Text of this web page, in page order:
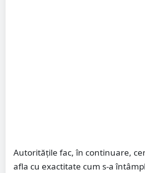
Autorităţile fac, în continuare,
afla cu exactitate cum s-a